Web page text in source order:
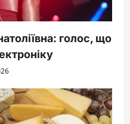
голос, що